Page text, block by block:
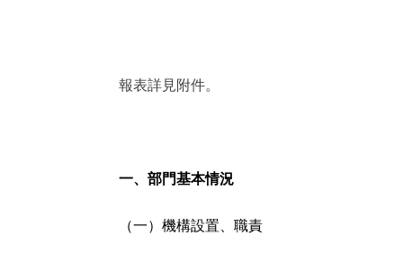
報表詳見附件。
一、部門基本情況
（一）機構設置、職責